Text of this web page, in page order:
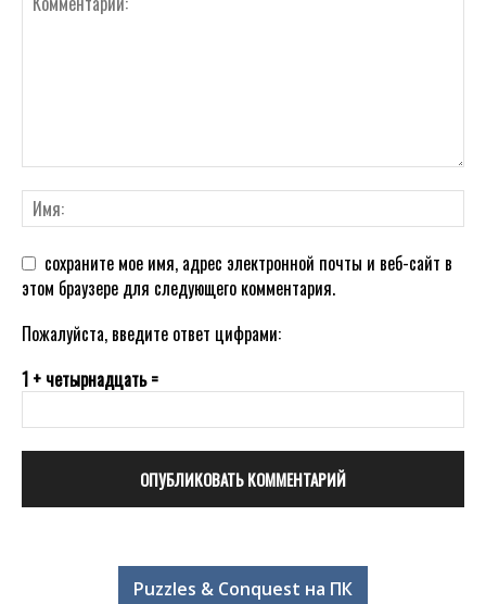
сохраните мое имя, адрес электронной почты и веб-сайт в
этом браузере для следующего комментария.
Пожалуйста, введите ответ цифрами:
1 + четырнадцать =
Puzzles & Conquest на ПК